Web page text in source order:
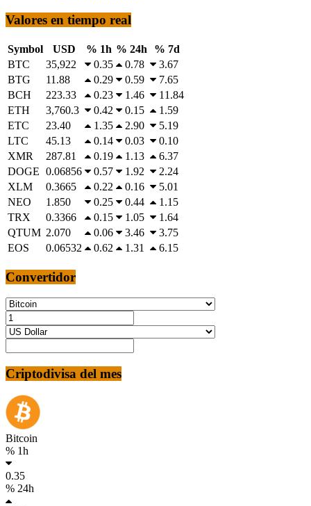
Valores en tiempo real
Symbol USD % 1h % 24h
% 7d
BTC
35,922 0.35 0.78
3.67
BTG
11.88 0.29 0.59
7.65
BCH
223.33 0.23 1.46
11.84
ETH
3,760.3 0.42 0.15
1.59
ETC
23.40 1.35 2.90
5.19
LTC
45.13 0.14 0.03
0.10
XMR
287.81 0.19 1.13
6.37
DOGE 0.06856 0.57 1.92
2.24
XLM
0.3665 0.22 0.16
5.01
NEO
1.850 0.25 0.44
1.15
TRX
0.3366 0.15 1.05
1.64
QTUM 2.070 0.06 3.46
3.75
EOS
0.06532 0.62 1.31 6.15
Convertidor
Criptodivisa del mes
Bitcoin
% 1h
0.35
% 24h